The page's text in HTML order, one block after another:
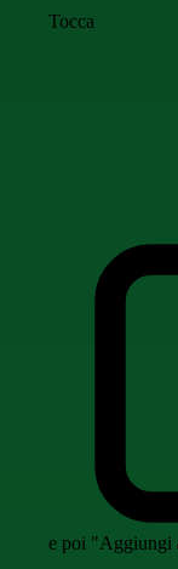
Tocca
e poi "Aggiungi